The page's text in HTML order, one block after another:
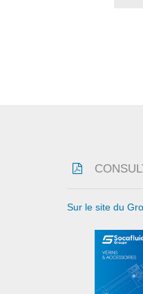
Sur le site du